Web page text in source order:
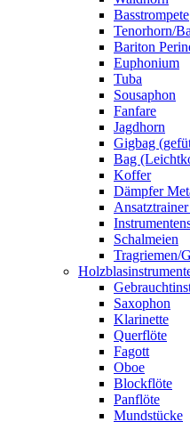
Basstrompete
Tenorhorn/
Bariton
Euphonium
Tuba
Sousaphon
Fanfare
Jagdhorn
Gigbag
Bag
Koffer
Dämpfer
Schalmeien
Tragriemen/
Saxophon
Klarinette
Querflöte
Fagott
Oboe
Blockflöte
Panflöte
Mundstücke